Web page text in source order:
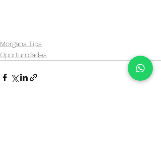
Morgana Tips
Oportunidades